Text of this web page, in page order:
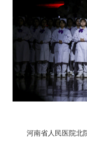
河南省人民医院北